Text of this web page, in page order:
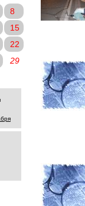
8
15
22
29